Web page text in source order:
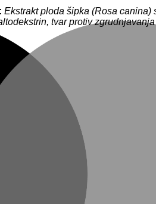
Ekstrakt ploda šipka (Rosa
tvar protiv